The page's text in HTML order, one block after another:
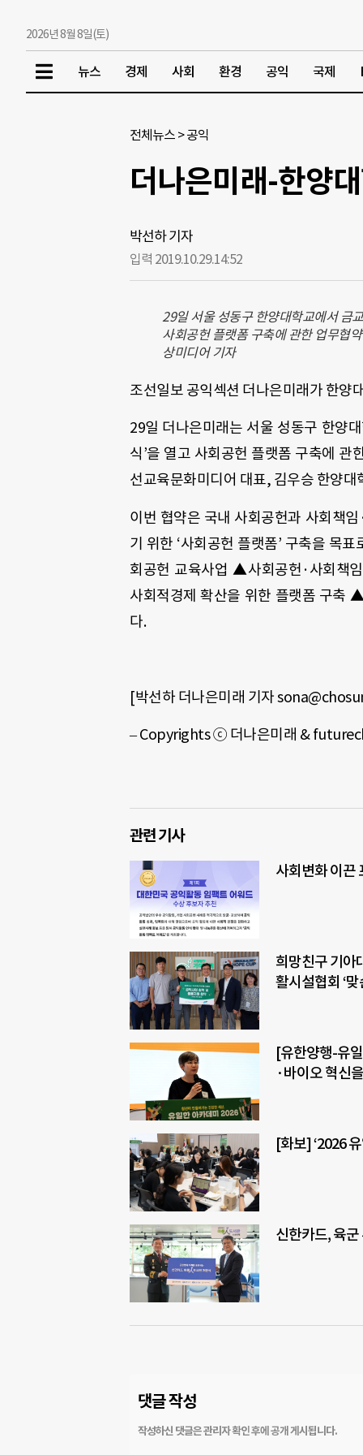
2026년 8월 8일(토)
뉴스 경제 사회 환경 공익 국제
전체뉴스 >공익
더나은미래-한양
박선하 기자
입력 2019.10.29.14:52
29일 서울 성동구 한양대학교에서 금
사회공헌 플랫폼 구축에 관한 업무협
상미디어 기자
조선일보 공익섹션 더나은미래가 한양
29일 더나은미래는 서울 성동구 한양
식’을 열고 사회공헌 플랫폼 구축에 관
선교육문화미디어 대표, 김우승 한양대
이번 협약은 국내 사회공헌과 사회책
기 위한 ‘사회공헌 플랫폼’ 구축을 목표
회공헌 교육사업 ▲사회공헌·사회책
사회적경제 확산을 위한 플랫폼 구축
다.
[박선하 더나은미래 기자
– Copyrights ⓒ 더나은미래 &
관련 기사
사회변화 이끈
희망친구 기아
활시설협회 ‘맞
[유한양행-유
·바이오 혁신
[화보] ‘2026
신한카드, 육
댓글 작성